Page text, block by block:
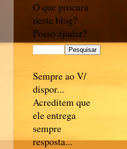
O que procura
neste blog?
Posso ajudar?
Sempre ao V/
dispor...
Acreditem que
ele entrega
sempre
resposta...